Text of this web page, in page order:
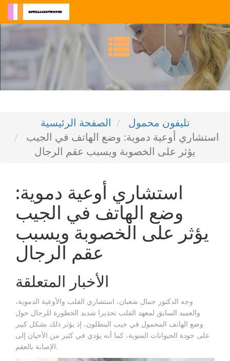
الصفحة الرئيسية
تليفون محمول
يؤثر على الخصوبة ويسبب عقم الرجال
استشاري أوعية دموية:
وضع الهاتف في الجيب
يؤثر على الخصوبة ويسبب
عقم الرجال
الأخبار المتعلقة
وجه الدكتور جمال شعبان، استشاري القلب والأوعية الدموية،
والعميد السابق لمعهد القلب تحذيرا شديد الخطورة للرجال حول
وضع الهاتف المحمول في جيب البنطلون، إذ يؤثر ذلك بشكل كبير
على جودة الحيوانات المنوية، كما أنه يؤدي في كثير من الأحيان إلى
الإصابة بالعقم.